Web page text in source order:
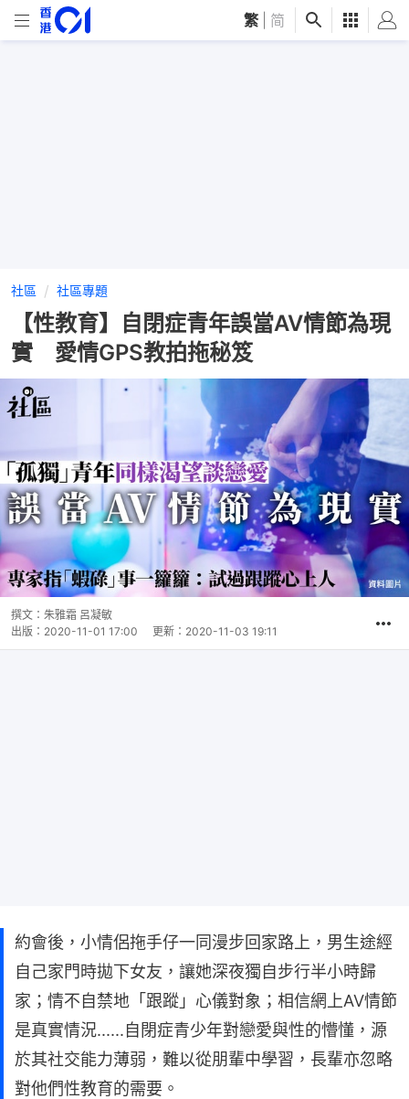
繁 简
社區 社區專題
【性教育】自閉症青年誤當AV情節為現
實 愛情GPS教拍拖秘笈
撰文： 朱雅霜 呂凝敏
出版： 2020-11-01 17:00 更新： 2020-11-03 19:11
約會後，小情侶拖手仔一同漫步回家路上，男生途經
自己家門時拋下女友，讓她深夜獨自步行半小時歸
家；情不自禁地「跟蹤」心儀對象；相信網上AV情節
是真實情況......自閉症青少年對戀愛與性的懵懂，源
於其社交能力薄弱，難以從朋輩中學習，長輩亦忽略
對他們性教育的需要。